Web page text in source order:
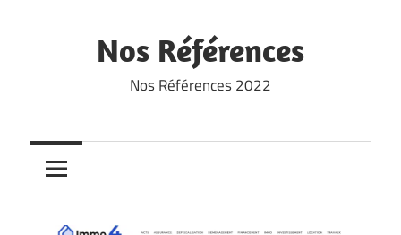
Nos Références
Nos Références 2022